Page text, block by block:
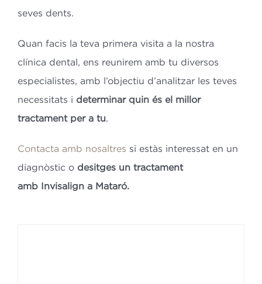
seves dents.
Quan facis la teva primera visita a la nostra
clínica dental, ens reunirem amb tu diversos
especialistes, amb l’objectiu d’analitzar les teves
necessitats i determinar quin és el millor
tractament per a tu.
Contacta amb nosaltres si estàs interessat en un
diagnòstic o desitges un tractament
amb Invisalign a Mataró.